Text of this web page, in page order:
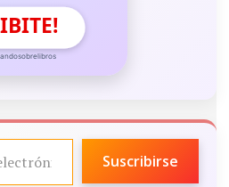
Suscribirse